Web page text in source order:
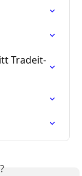
Tradeit-